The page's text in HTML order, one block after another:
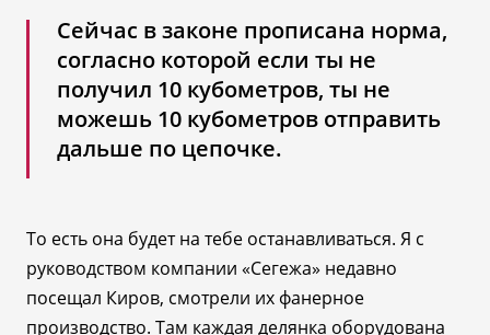
Сейчас в законе прописана норма,
согласно которой если ты не
получил 10 кубометров, ты не
можешь 10 кубометров отправить
дальше по цепочке.
То есть она будет на тебе останавливаться. Я с
руководством компании «Сегежа» недавно
посещал Киров, смотрели их фанерное
производство. Там каждая делянка оборудована